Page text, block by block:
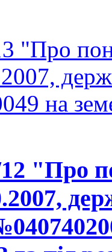
"Про
на
"Про